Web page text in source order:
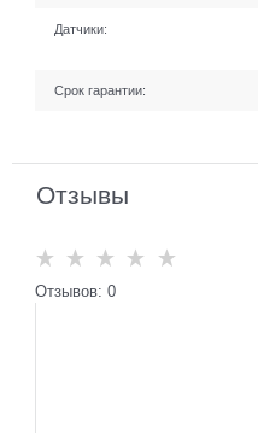
Датчики:
Срок гарантии:
Отзывы
Отзывов: 0